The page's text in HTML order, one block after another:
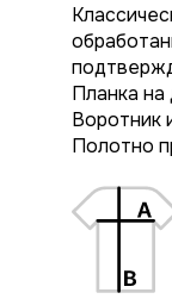
Планка на
Воротник
Полотно